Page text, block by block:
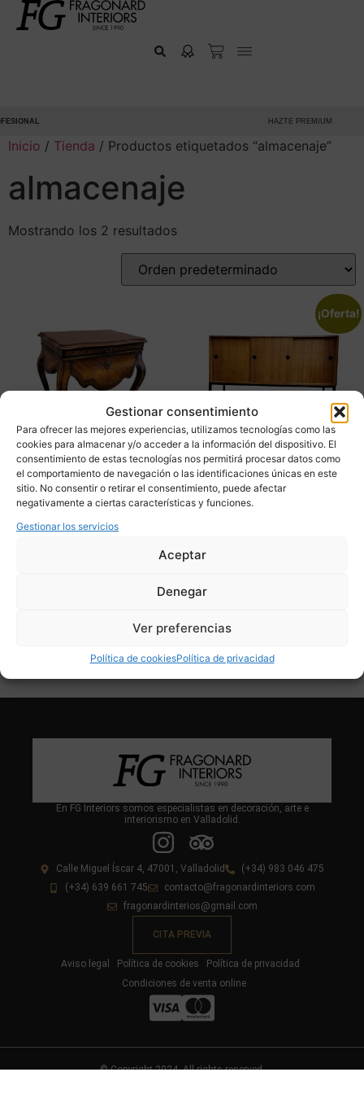
Gestionar consentimiento
Para ofrecer las mejores experiencias, utilizamos tecnologías como las
cookies para almacenar y/o acceder a la información del dispositivo. El
consentimiento de estas tecnologías nos permitirá procesar datos como
el comportamiento de navegación o las identificaciones únicas en este
sitio. No consentir o retirar el consentimiento, puede afectar
negativamente a ciertas características y funciones.
Gestionar los servicios
Aceptar
Denegar
Ver preferencias
Política de cookiesPolítica de privacidad
HAZTE PREMIUM
Inicio / Tienda / Productos etiquetados “almacenaje”
almacenaje
Mostrando los 2 resultados
Cómoda auxiliar Estilo
Luis XV, Napoleón III, s.
XIX – Francia
¡Oferta!
Gabinete, gran aparador,
madera de teca, diseño
Add To Compare
En FG Interiors somos especialistas en decoración, arte e
interiorismo en Valladolid.
Calle Miguel Íscar 4, 47001, Valladolid
(+34) 983 046 475
(+34) 639 661 745
contacto@fragonardinteriors.com
fragonardinterios@gmail.com
CITA PREVIA
Aviso legal Política de cookies
Política de privacidad
Condiciones de venta online
© Copyright 2024. All rights reserved.